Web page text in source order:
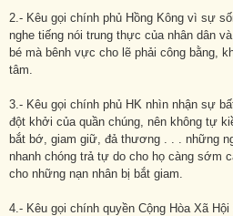
2.- Kêu gọi chính phủ Hồng Kông vì sự
nghe tiếng nói trung thực của nhân dân
bé mà bênh vực cho lẽ phải công bằng,
tâm.
3.- Kêu gọi chính phủ HK nhìn nhận sự
đột khởi của quần chúng, nên không tự
bắt bớ, giam giữ, đả thương . . . những
nhanh chóng trả tự do cho họ càng sớm
cho những nạn nhân bị bắt giam.
4.- Kêu gọi chính quyền Cộng Hòa Xã